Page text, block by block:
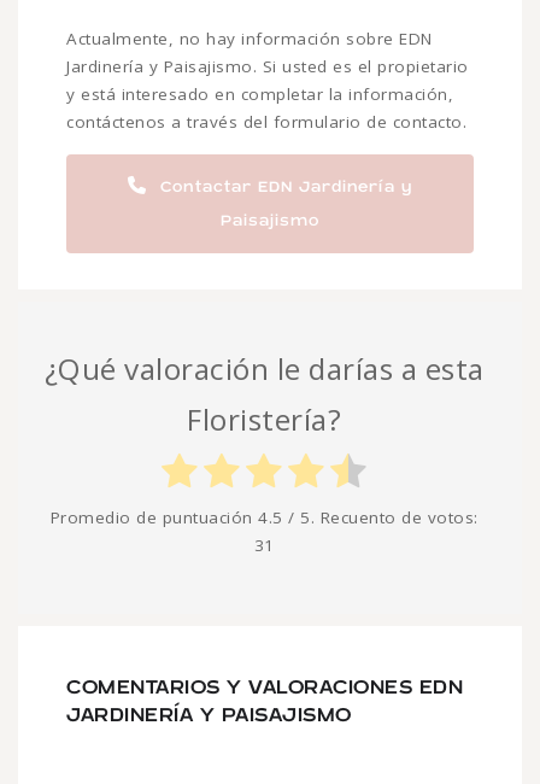
Actualmente, no hay información sobre EDN
Jardinería y Paisajismo. Si usted es el propietario
y está interesado en completar la información,
contáctenos a través del formulario de contacto.
Contactar EDN Jardinería y
Paisajismo
¿Qué valoración le darías a esta
Floristería?
Promedio de puntuación 4.5 / 5. Recuento de votos:
31
COMENTARIOS Y VALORACIONES EDN
JARDINERÍA Y PAISAJISMO